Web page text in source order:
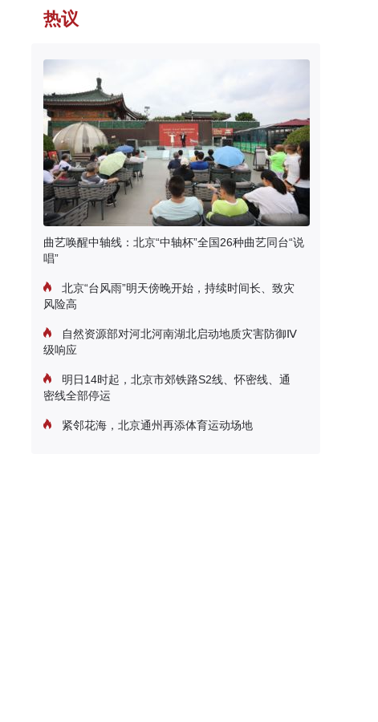
热议
曲艺唤醒中轴线：北京“中轴杯”全国26种曲艺同台“说
唱”
北京“台风雨”明天傍晚开始，持续时间长、致灾
风险高
自然资源部对河北河南湖北启动地质灾害防御Ⅳ
级响应
明日14时起，北京市郊铁路S2线、怀密线、通
密线全部停运
紧邻花海，北京通州再添体育运动场地